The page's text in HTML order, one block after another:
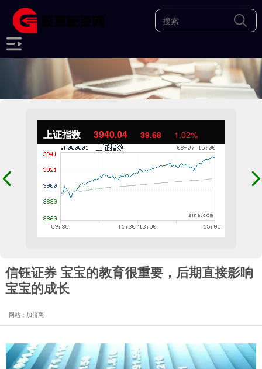
上证指数 3940.04 39.68 1.02%
信钰证券 宝宝的教育很重要，后期直接影响
宝宝的成长
网站：加倍网